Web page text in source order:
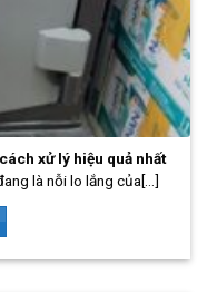
xử lý hiệu quả nhất
là nỗi lo lắng của[...]